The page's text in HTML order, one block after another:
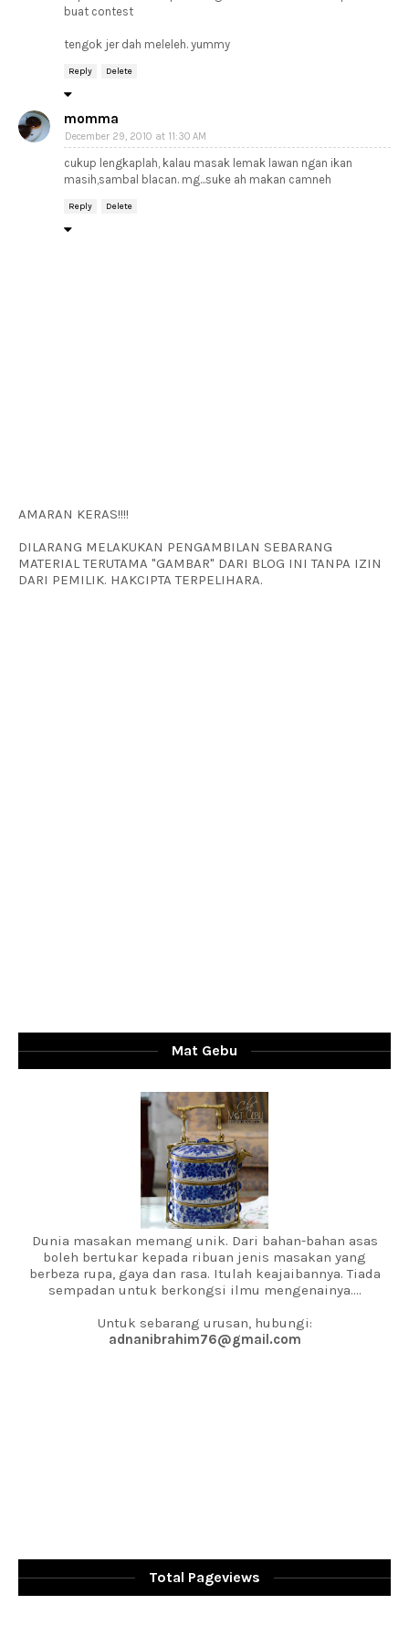
buat contest
tengok jer dah meleleh. yummy
Reply Delete
momma
December 29, 2010 at 11:30 AM
cukup lengkaplah, kalau masak lemak lawan ngan ikan
masih,sambal blacan. mg...suke ah makan camneh
Reply Delete
AMARAN KERAS!!!!
DILARANG MELAKUKAN PENGAMBILAN SEBARANG
MATERIAL TERUTAMA "GAMBAR" DARI BLOG INI TANPA IZIN
DARI PEMILIK. HAKCIPTA TERPELIHARA.
Mat Gebu
Dunia masakan memang unik. Dari bahan-bahan asas
boleh bertukar kepada ribuan jenis masakan yang
berbeza rupa, gaya dan rasa. Itulah keajaibannya. Tiada
sempadan untuk berkongsi ilmu mengenainya....
Untuk sebarang urusan, hubungi:
adnanibrahim76@gmail.com
Total Pageviews